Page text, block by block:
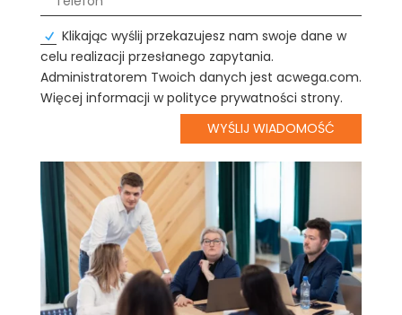
Klikając wyślij przekazujesz nam swoje dane w
celu realizacji przesłanego zapytania.
Administratorem Twoich danych jest acwega.com.
Więcej informacji w polityce prywatności strony.
WYŚLIJ WIADOMOŚĆ